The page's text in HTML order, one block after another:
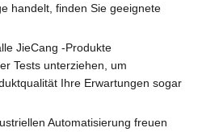
handelt, finden Sie geeignete
JieCang -Produkte
Tests unterziehen, um
Ihre Erwartungen sogar
Automatisierung freuen